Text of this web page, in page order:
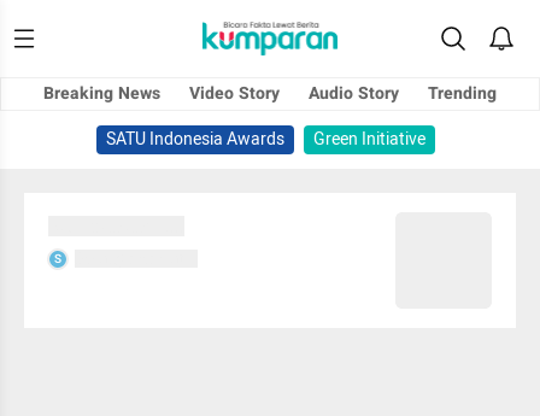
Breaking News Video Story Audio Story
Trending
SATU Indonesia Awards
Green Initiative
S